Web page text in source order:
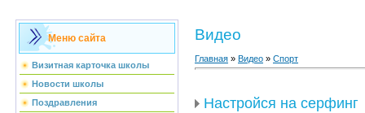
Меню сайта
Визитная карточка школы
Новости школы
Поздравления
Видео
Главная » Видео » Спорт
Настройся на серфинг